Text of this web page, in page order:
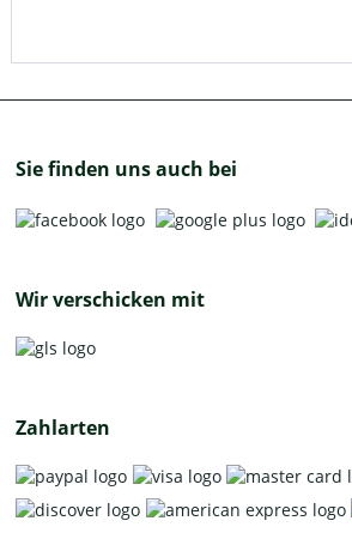
Sie finden uns auch bei
Wir verschicken mit
Zahlarten